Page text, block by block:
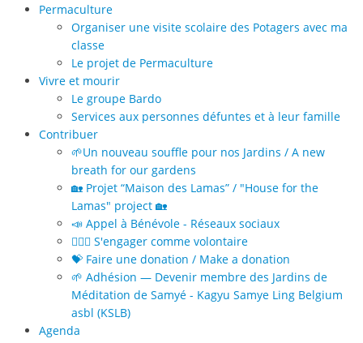
Permaculture
Organiser une visite scolaire des Potagers avec ma
classe
Le projet de Permaculture
Vivre et mourir
Le groupe Bardo
Services aux personnes défuntes et à leur famille
Contribuer
🌱Un nouveau souffle pour nos Jardins / A new
breath for our gardens
🏡 Projet “Maison des Lamas” / "House for the
Lamas" project 🏡
📣 Appel à Bénévole - Réseaux sociaux
🙋🏻‍♀️ S'engager comme volontaire
💝 Faire une donation / Make a donation
🌱 Adhésion — Devenir membre des Jardins de
Méditation de Samyé - Kagyu Samye Ling Belgium
asbl (KSLB)
Agenda